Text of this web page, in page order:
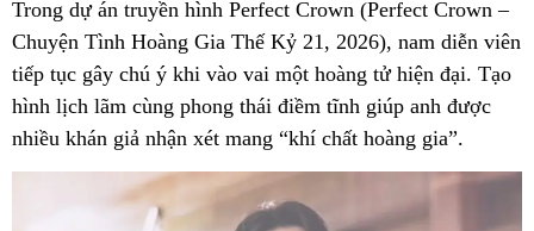
Trong dự án truyền hình Perfect Crown (Perfect Crown –
Chuyện Tình Hoàng Gia Thế Kỷ 21, 2026), nam diễn viên
tiếp tục gây chú ý khi vào vai một hoàng tử hiện đại. Tạo
hình lịch lãm cùng phong thái điềm tĩnh giúp anh được
nhiều khán giả nhận xét mang “khí chất hoàng gia”.